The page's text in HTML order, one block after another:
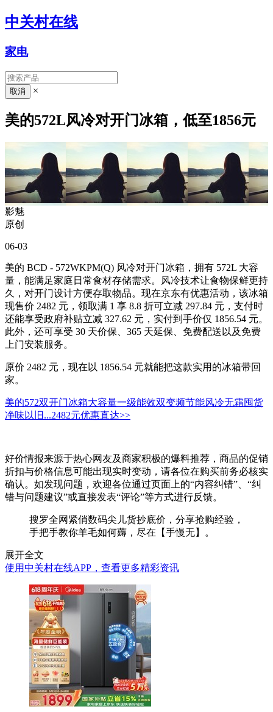
中关村在线
家电
×
美的572L风冷对开门冰箱，低至1856元
影魅
原创
06-03
美的 BCD - 572WKPM(Q) 风冷对开门冰箱，拥有 572L 大容
量，能满足家庭日常食材存储需求。风冷技术让食物保鲜更持
久，对开门设计方便存取物品。现在京东有优惠活动，该冰箱
现售价 2482 元，领取满 1 享 8.8 折可立减 297.84 元，支付时
还能享受政府补贴立减 327.62 元，实付到手价仅 1856.54 元。
此外，还可享受 30 天价保、365 天延保、免费配送以及免费
上门安装服务。
原价 2482 元，现在以 1856.54 元就能把这款实用的冰箱带回
家。
美的572双开门冰箱大容量一级能效双变频节能风冷无霜囤货
净味以旧...2482元优惠直达>>
好价情报来源于热心网友及商家积极的爆料推荐，商品的促销
折扣与价格信息可能出现实时变动，请各位在购买前务必核实
确认。如发现问题，欢迎各位通过页面上的“内容纠错”、“纠
错与问题建议”或直接发表“评论”等方式进行反馈。
搜罗全网紧俏数码尖儿货抄底价，分享抢购经验，
手把手教你羊毛如何薅，尽在【手慢无】。
展开全文
使用中关村在线APP，查看更多精彩资讯